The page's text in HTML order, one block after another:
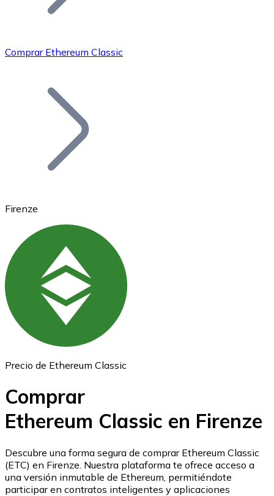
Bitcoin
Ethereum
ETH
USD Coin
USDC
Comprar Ethereum Classic
Firenze
Precio de Ethereum Classic
Comprar
Ethereum Classic en Firenze
Descubre una forma segura de comprar Ethereum Classic
(ETC) en Firenze. Nuestra plataforma te ofrece acceso a
una versión inmutable de Ethereum, permitiéndote
participar en contratos inteligentes y aplicaciones